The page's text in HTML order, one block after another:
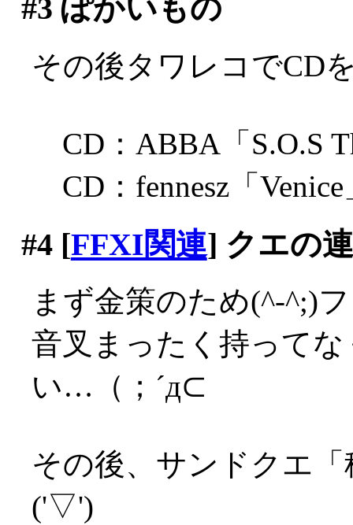
#3 ぽかいもの
その後タワレコでCD
CD：ABBA「S.O.S
CD：fennesz「Venice
#4[FFXI関連] クエの
まず金策のため(^-^;)
音叉まったく持って
い…（；´д⊂
その後、サンドクエ
('▽')